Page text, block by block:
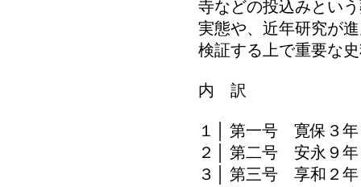
寺などの投込みとい
実態や、近年研究が
検証する上で重要な
内 訳
１│ 第一号 寛保３年
２│ 第二号 安永９年
３│ 第三号 享和２年